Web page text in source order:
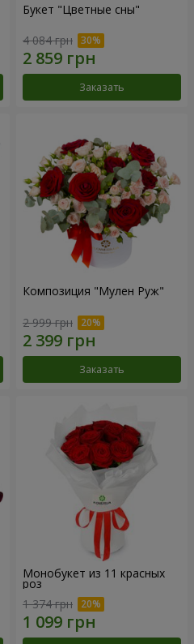
Букет "Цветные сны"
4 084 грн
Заказать
Композиция "Мулен Руж"
2 999 грн
Заказать
Монобукет из 11 красных
роз
1 374 грн